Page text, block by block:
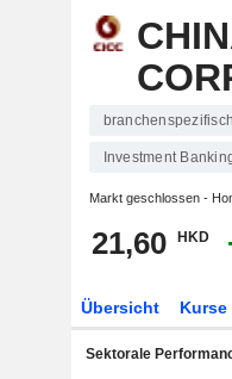
Investment
Markt geschlossen -
21,60 HKD
Übersicht Kurse
Sektorale